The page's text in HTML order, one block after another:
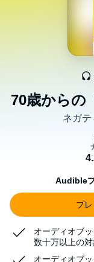
70歳からの
ネガ
Audible
プ
オーディオブ
数十万以上の対
オーディオブ